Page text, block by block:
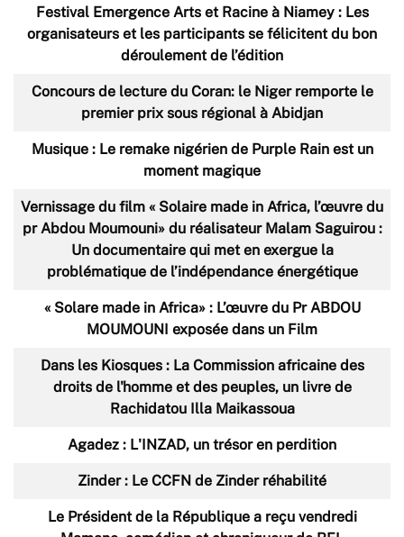
Festival Emergence Arts et Racine à Niamey : Les
organisateurs et les participants se félicitent du bon
déroulement de l’édition
Concours de lecture du Coran: le Niger remporte le
premier prix sous régional à Abidjan
Musique : Le remake nigérien de Purple Rain est un
moment magique
Vernissage du film « Solaire made in Africa, l’œuvre du
pr Abdou Moumouni» du réalisateur Malam Saguirou :
Un documentaire qui met en exergue la
problématique de l’indépendance énergétique
« Solare made in Africa» : L’œuvre du Pr ABDOU
MOUMOUNI exposée dans un Film
Dans les Kiosques : La Commission africaine des
droits de l'homme et des peuples, un livre de
Rachidatou Illa Maikassoua
Agadez : L'INZAD, un trésor en perdition
Zinder : Le CCFN de Zinder réhabilité
Le Président de la République a reçu vendredi